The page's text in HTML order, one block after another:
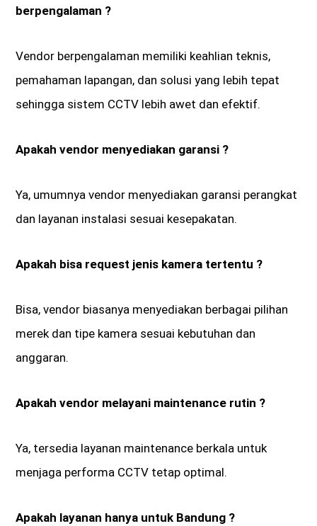
berpengalaman ?
Vendor berpengalaman memiliki keahlian teknis,
pemahaman lapangan, dan solusi yang lebih tepat
sehingga sistem CCTV lebih awet dan efektif.
Apakah vendor menyediakan garansi ?
Ya, umumnya vendor menyediakan garansi perangkat
dan layanan instalasi sesuai kesepakatan.
Apakah bisa request jenis kamera tertentu ?
Bisa, vendor biasanya menyediakan berbagai pilihan
merek dan tipe kamera sesuai kebutuhan dan
anggaran.
Apakah vendor melayani maintenance rutin ?
Ya, tersedia layanan maintenance berkala untuk
menjaga performa CCTV tetap optimal.
Apakah layanan hanya untuk Bandung ?